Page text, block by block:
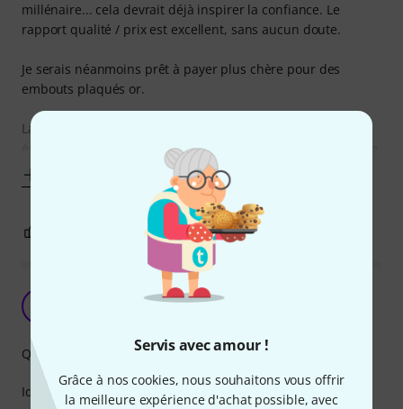
Servis avec amour !
Grâce à nos cookies, nous souhaitons vous offrir
la meilleure expérience d'achat possible, avec
millénaire... cela devrait déjà inspirer la confiance. Le
rapport qualité / prix est excellent, sans aucun doute.
Je serais néanmoins prêt à payer plus chère pour des
embouts plaqués or.
La vente par 8 câbles et non par 6 pourrait être pratique
également, avec pourquoi pas l'arrivée des couleurs orange
SIGNALER L'ÉVALUATION
Bon rapport qualité prix
Idéal pour faire un patche de qualité!!
Qualité de fabrication